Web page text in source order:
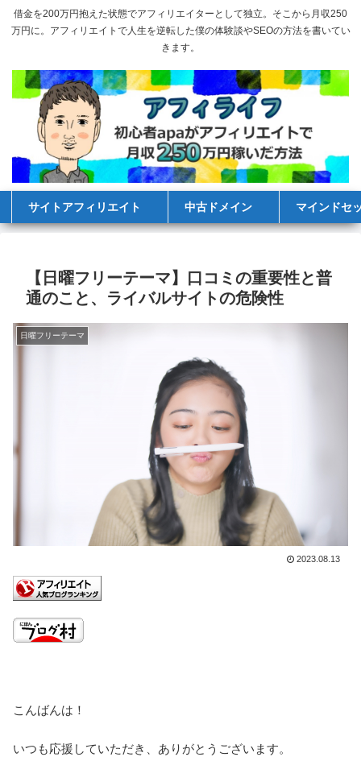
借金を200万円抱えた状態でアフィリエイターとして独立。そこから月収250
万円に。アフィリエイトで人生を逆転した僕の体験談やSEOの方法を書いてい
きます。
サイトアフィリエイト 中古ドメイン マインドセ
【日曜フリーテーマ】口コミの重要性と普
通のこと、ライバルサイトの危険性
日曜フリーテーマ
2023.08.13
こんばんは！
いつも応援していただき、ありがとうございます。